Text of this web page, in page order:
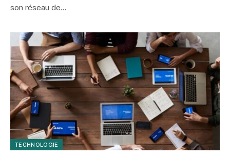
son réseau de…
TECHNOLOGIE